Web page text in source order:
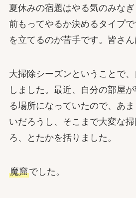
夏休みの宿題はやる気のみな
前もってやるか決めるタイプ
を立てるのが苦手です。皆さ
大掃除シーズンということで
しました。最近、自分の部屋
る場所になっていたので、あ
いだろうし、そこまで大変な
ろ、とたかを括りました。
魔窟でした。